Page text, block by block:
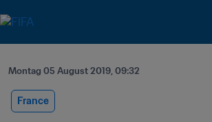
Montag 05 August 2019, 09:32
France